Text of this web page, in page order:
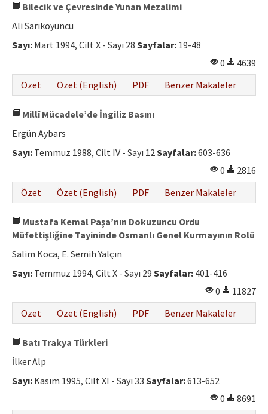
Bilecik ve Çevresinde Yunan Mezalimi
Ali Sarıkoyuncu
Sayı: Mart 1994, Cilt X - Sayı 28 Sayfalar: 19-48
0
4639
Özet
Özet (English) PDF Benzer Makaleler
Millî Mücadele’de İngiliz Basını
Ergün Aybars
Sayı: Temmuz 1988, Cilt IV - Sayı 12Sayfalar:603-636
0
2816
Özet
Özet (English) PDF Benzer Makaleler
Mustafa Kemal Paşa’nın Dokuzuncu Ordu
Müfettişliğine Tayininde Osmanlı Genel Kurmayının Rolü
Salim Koca, E. Semih Yalçın
Sayı: Temmuz 1994, Cilt X - Sayı 29 Sayfalar: 401-416
0
11827
Özet
Özet (English) PDF Benzer Makaleler
Batı Trakya Türkleri
İlker Alp
Sayı: Kasım 1995, Cilt XI - Sayı 33 Sayfalar:613-652
0
8691